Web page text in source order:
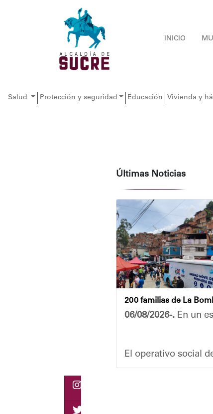
INICIO
Salud Protección y seguridad Educación Vivienda y
Últimas Noticias
06/08/2026-. En un
El operativo social